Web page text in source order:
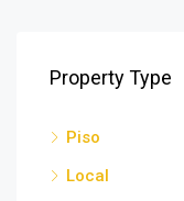
Property Type
Piso
Local